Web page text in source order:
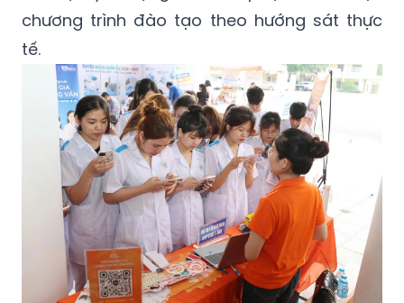
chương trình đào tạo theo hướng sát thực
tế.